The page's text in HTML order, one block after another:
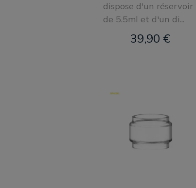
dispose d'un réservoir
de 5.5ml et d'un di...
39,90 €